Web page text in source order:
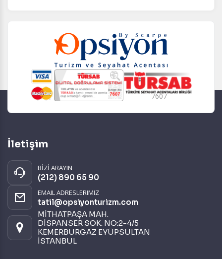
7607
İletişim
BİZİ ARAYIN
(212) 890 65 90
EMAIL ADRESLERIMIZ
tatil@opsiyonturizm.com
MİTHATPAŞA MAH.
DİSPANSER SOK. NO:2-4/5
KEMERBURGAZ EYÜPSULTAN
İSTANBUL